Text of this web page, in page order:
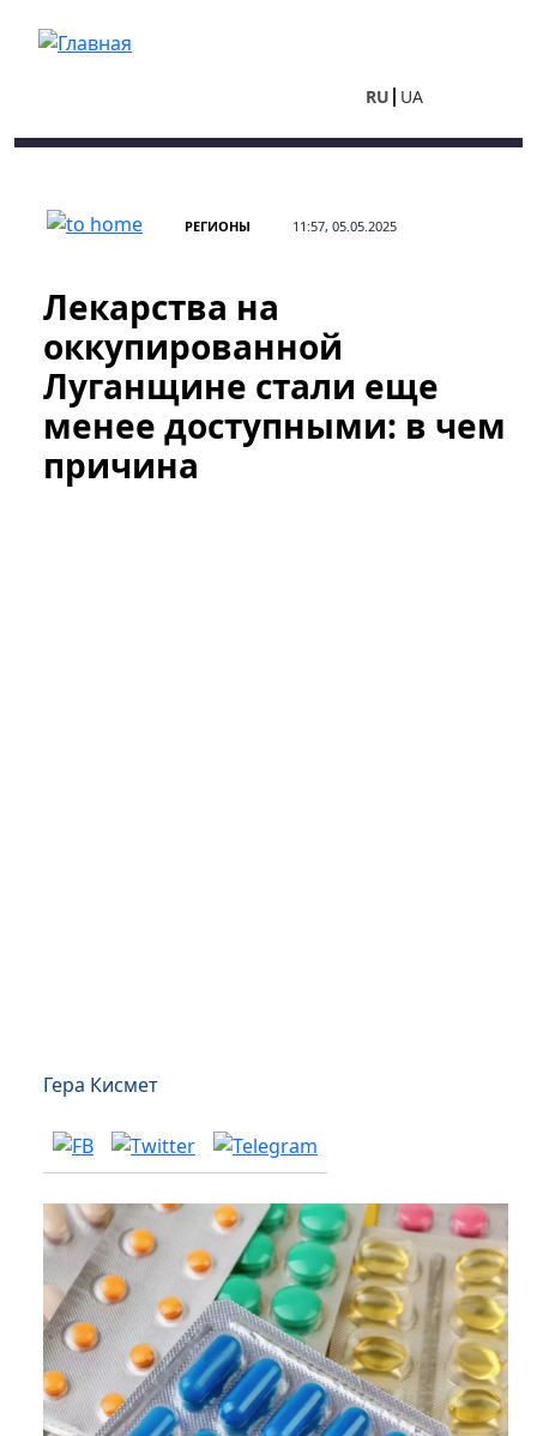
RU UA
РЕГИОНЫ 11:57, 05.05.2025
Лекарства на
оккупированной
Луганщине стали еще
менее доступными: в чем
причина
Гера Кисмет